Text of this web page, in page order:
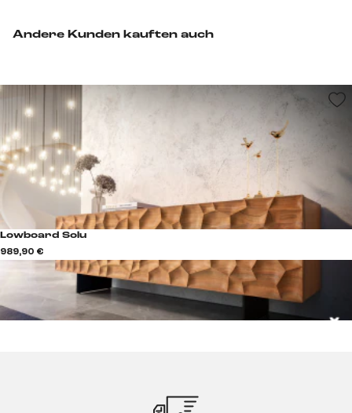
Andere Kunden kauften auch
Lowboard Solu
989,90 €